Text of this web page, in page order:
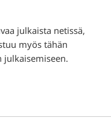
julkaista netissä,
myös tähän
julkaisemiseen.